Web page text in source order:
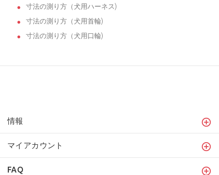
寸法の測り方（犬用ハーネス)
寸法の測り方（犬用首輪)
寸法の測り方（犬用口輪)
情報
マイアカウント
FAQ